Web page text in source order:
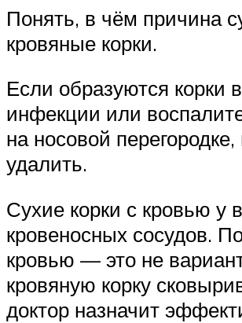
Понять, в чём причина
кровяные корки.
Если образуются корки
инфекции или
на носовой
удалить.
Сухие корки с кровью у
кровеносных сосудов.
кровью — это не
кровяную корку
доктор назначит